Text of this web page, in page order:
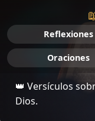
Reflexiones
Oraciones
👑 Versículos
Dios.